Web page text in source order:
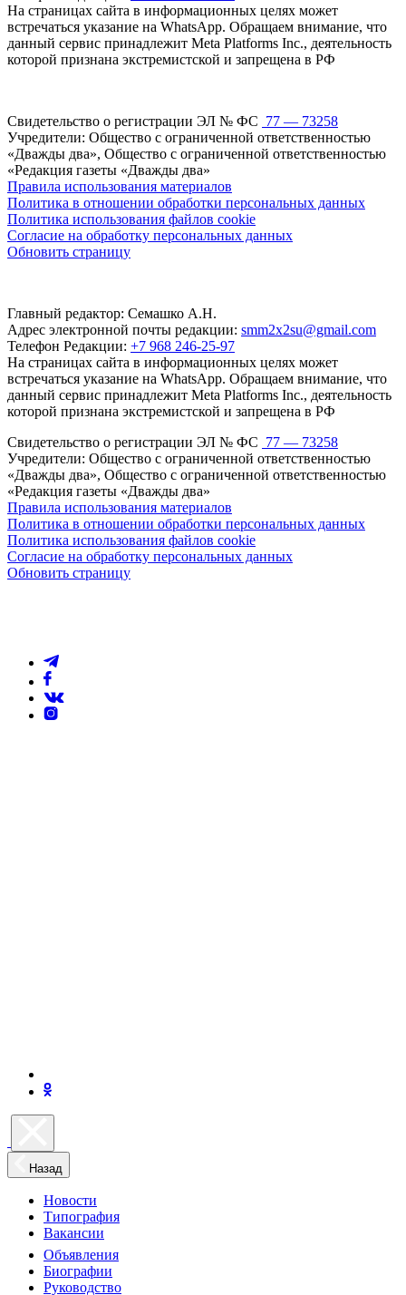
На страницах сайта в информационных целях может
встречаться указание на WhatsApp. Обращаем внимание, что
данный сервис принадлежит Meta Platforms Inc., деятельность
которой признана экстремистской и запрещена в РФ
Свидетельство о регистрации ЭЛ № ФС 77 — 73258
Учредители: Общество с ограниченной ответственностью
«Дважды два», Общество с ограниченной ответственностью
«Редакция газеты «Дважды два»
Правила использования материалов
Политика в отношении обработки персональных данных
Политика использования файлов cookie
Согласие на обработку персональных данных
Обновить страницу
Главный редактор: Семашко А.Н.
Адрес электронной почты редакции: smm2x2su@gmail.com
Телефон Редакции: +7 968 246-25-97
На страницах сайта в информационных целях может
встречаться указание на WhatsApp. Обращаем внимание, что
данный сервис принадлежит Meta Platforms Inc., деятельность
которой признана экстремистской и запрещена в РФ
Свидетельство о регистрации ЭЛ № ФС 77 — 73258
Учредители: Общество с ограниченной ответственностью
«Дважды два», Общество с ограниченной ответственностью
«Редакция газеты «Дважды два»
Правила использования материалов
Политика в отношении обработки персональных данных
Политика использования файлов cookie
Согласие на обработку персональных данных
Обновить страницу
Назад
Новости
Типография
Вакансии
Объявления
Биографии
Руководство